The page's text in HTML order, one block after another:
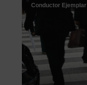
Conductor Ejemplar